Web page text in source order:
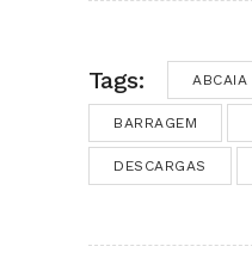
Tags: ABCAIA
BARRAGEM
DESCARGAS